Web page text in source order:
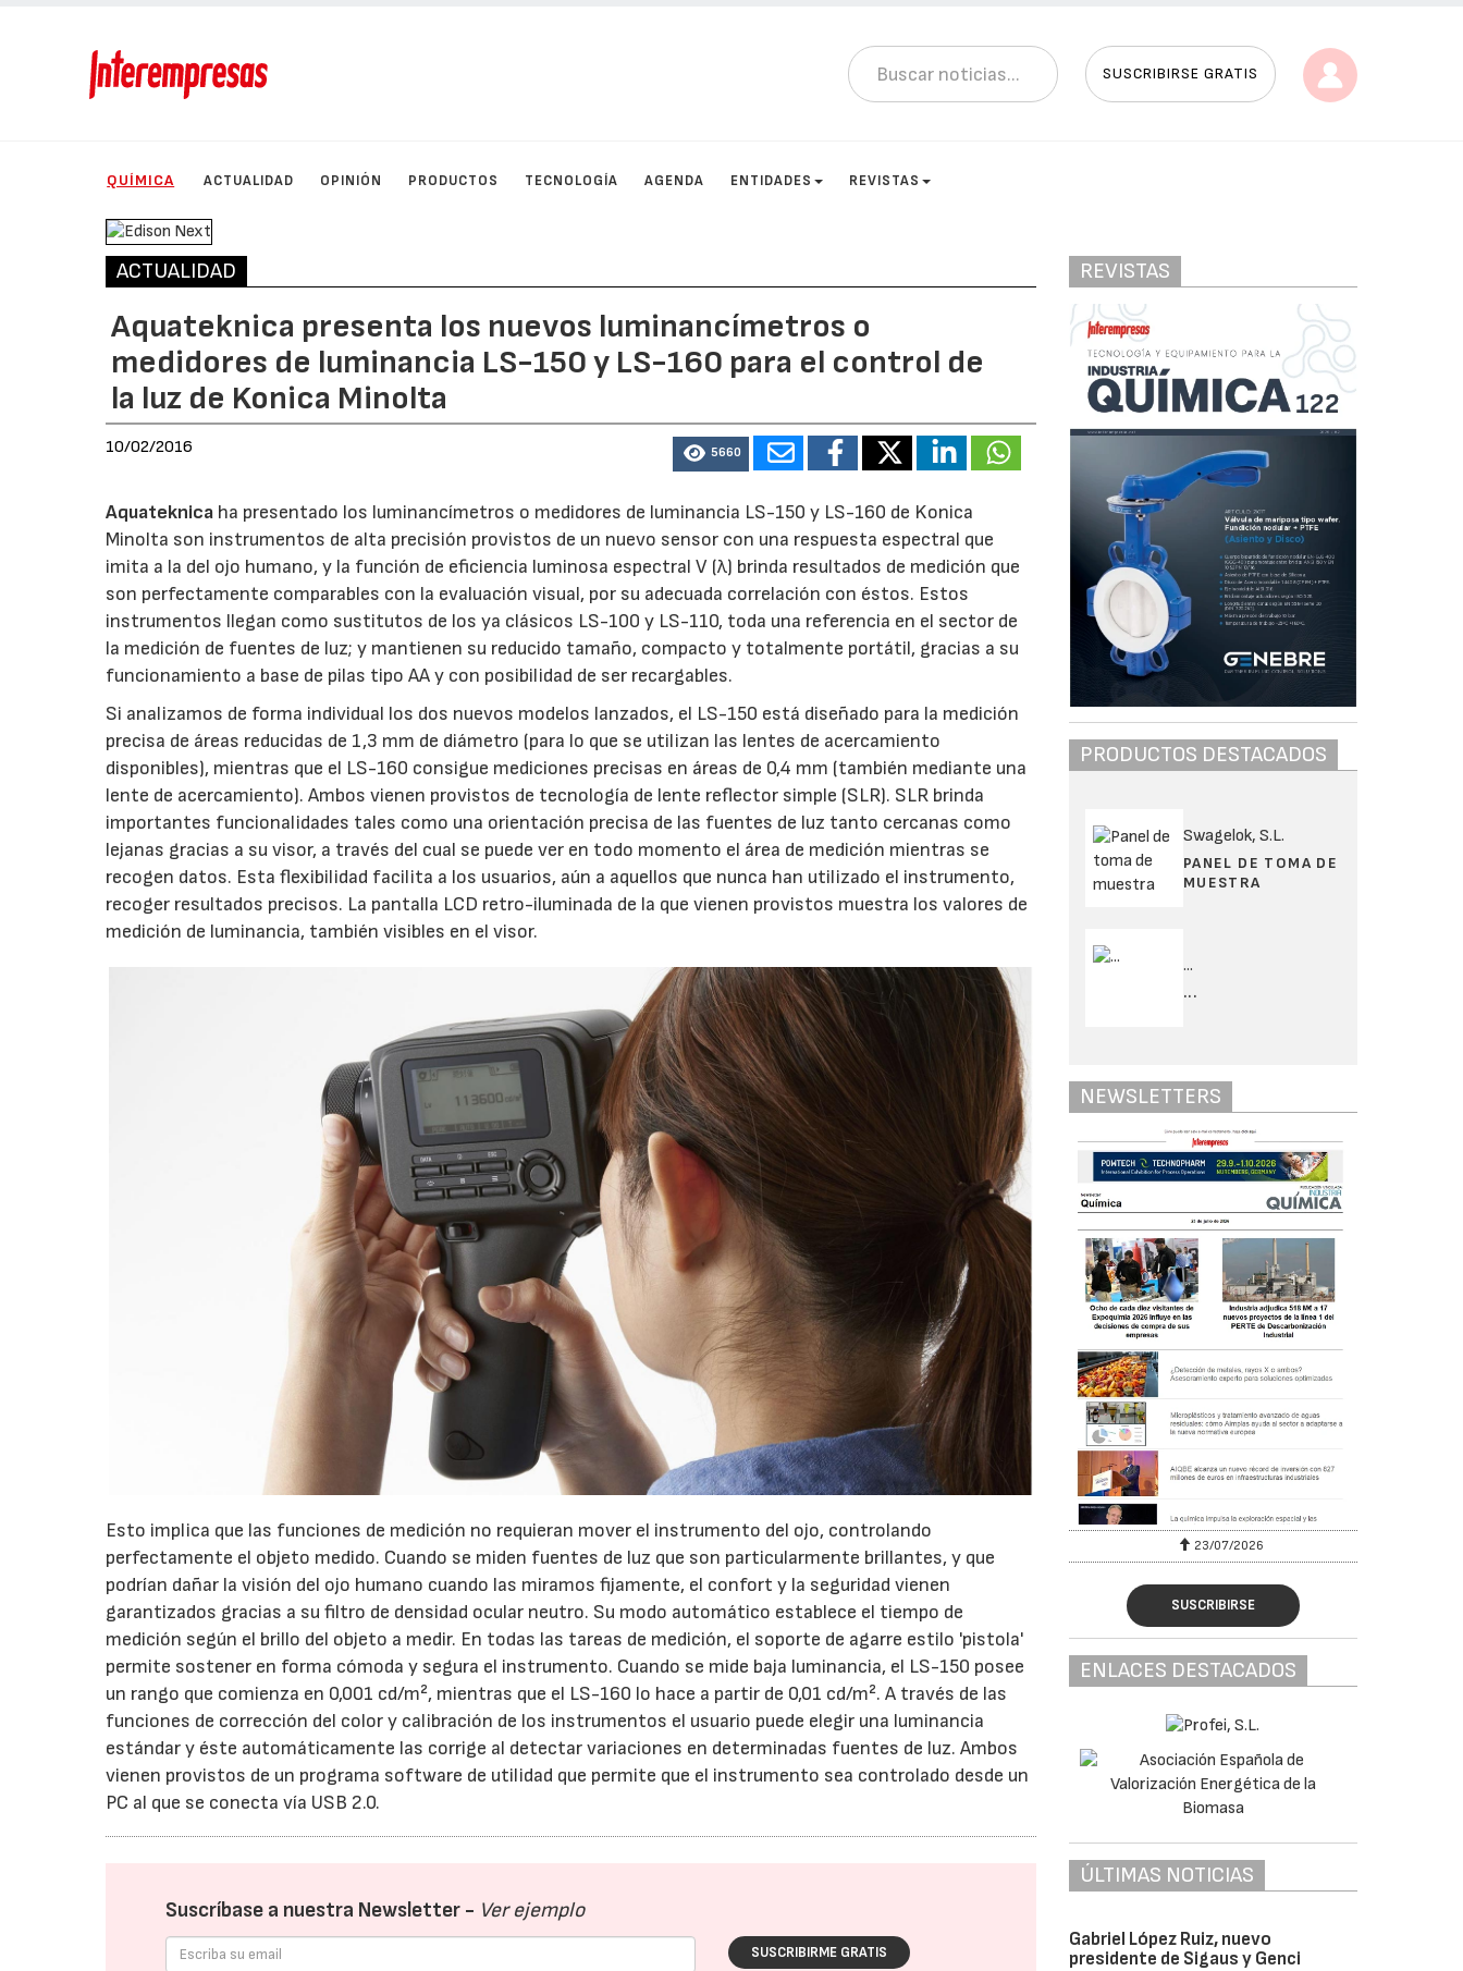
SUSCRIBIRSE GRATIS
QUÍMICA ACTUALIDAD OPINIÓN PRODUCTOS TECNOLOGÍA AGENDA ENTIDADES REVISTAS
ACTUALIDAD
Aquateknica presenta los nuevos luminancímetros o
medidores de luminancia LS-150 y LS-160 para el control de
la luz de Konica Minolta
10/02/2016 5660
Aquateknica ha presentado los luminancímetros o medidores de luminancia LS-150 y LS-160 de Konica
Minolta son instrumentos de alta precisión provistos de un nuevo sensor con una respuesta espectral que
imita a la del ojo humano, y la función de eficiencia luminosa espectral V (λ) brinda resultados de medición que
son perfectamente comparables con la evaluación visual, por su adecuada correlación con éstos. Estos
instrumentos llegan como sustitutos de los ya clásicos LS-100 y LS-110, toda una referencia en el sector de
la medición de fuentes de luz; y mantienen su reducido tamaño, compacto y totalmente portátil, gracias a su
funcionamiento a base de pilas tipo AA y con posibilidad de ser recargables.
Si analizamos de forma individual los dos nuevos modelos lanzados, el LS-150 está diseñado para la medición
precisa de áreas reducidas de 1,3 mm de diámetro (para lo que se utilizan las lentes de acercamiento
disponibles), mientras que el LS-160 consigue mediciones precisas en áreas de 0,4 mm (también mediante una
lente de acercamiento). Ambos vienen provistos de tecnología de lente reflector simple (SLR). SLR brinda
importantes funcionalidades tales como una orientación precisa de las fuentes de luz tanto cercanas como
lejanas gracias a su visor, a través del cual se puede ver en todo momento el área de medición mientras se
recogen datos. Esta flexibilidad facilita a los usuarios, aún a aquellos que nunca han utilizado el instrumento,
recoger resultados precisos. La pantalla LCD retro-iluminada de la que vienen provistos muestra los valores de
medición de luminancia, también visibles en el visor.
Esto implica que las funciones de medición no requieran mover el instrumento del ojo, controlando
perfectamente el objeto medido. Cuando se miden fuentes de luz que son particularmente brillantes, y que
podrían dañar la visión del ojo humano cuando las miramos fijamente, el confort y la seguridad vienen
garantizados gracias a su filtro de densidad ocular neutro. Su modo automático establece el tiempo de
medición según el brillo del objeto a medir. En todas las tareas de medición, el soporte de agarre estilo 'pistola'
permite sostener en forma cómoda y segura el instrumento. Cuando se mide baja luminancia, el LS-150 posee
un rango que comienza en 0,001 cd/m², mientras que el LS-160 lo hace a partir de 0,01 cd/m². A través de las
funciones de corrección del color y calibración de los instrumentos el usuario puede elegir una luminancia
estándar y éste automáticamente las corrige al detectar variaciones en determinadas fuentes de luz. Ambos
vienen provistos de un programa software de utilidad que permite que el instrumento sea controlado desde un
PC al que se conecta vía USB 2.0.
Suscríbase a nuestra Newsletter - Ver ejemplo
SUSCRIBIRME GRATIS
REVISTAS
PRODUCTOS DESTACADOS
Swagelok, S.L.
PANEL DE TOMA DE
MUESTRA
...
...
NEWSLETTERS
23/07/2026
SUSCRIBIRSE
ENLACES DESTACADOS
ÚLTIMAS NOTICIAS
Gabriel López Ruiz, nuevo
presidente de Sigaus y Genci